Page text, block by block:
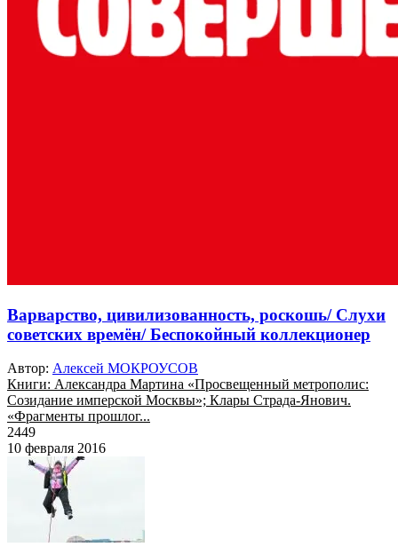
Варварство, цивилизованность, роскошь/ Слухи
советских времён/ Беспокойный коллекционер
Автор: Алексей МОКРОУСОВ
Книги: Александра Мартина «Просвещенный метрополис:
Созидание имперской Москвы»; Клары Страда-Янович.
«Фрагменты прошлог...
2449
10 февраля 2016